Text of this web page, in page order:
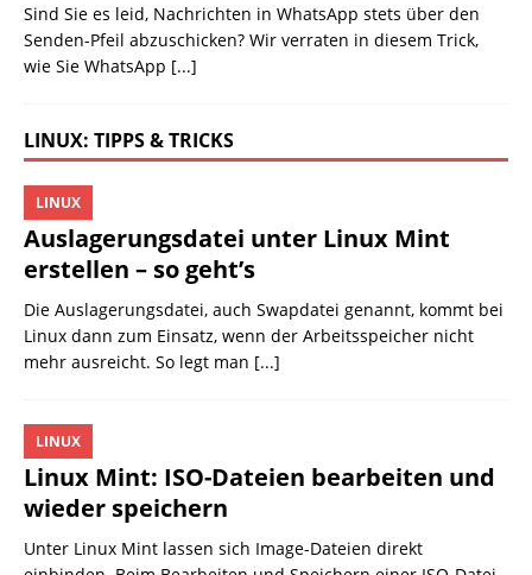
Sind Sie es leid, Nachrichten in WhatsApp stets über den
Senden-Pfeil abzuschicken? Wir verraten in diesem Trick,
wie Sie WhatsApp [...]
LINUX: TIPPS & TRICKS
Auslagerungsdatei unter Linux Mint
erstellen – so geht’s
LINUX
Die Auslagerungsdatei, auch Swapdatei genannt, kommt bei
Linux dann zum Einsatz, wenn der Arbeitsspeicher nicht
mehr ausreicht. So legt man [...]
Linux Mint: ISO-Dateien bearbeiten und
wieder speichern
LINUX
Unter Linux Mint lassen sich Image-Dateien direkt